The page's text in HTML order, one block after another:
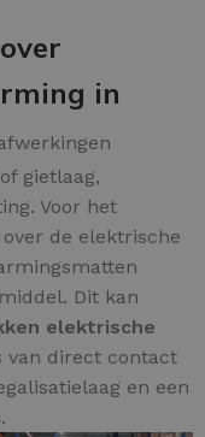
in
gietlaag,
Voor het
de elektrische
Dit kan
elektrische
van direct contact
en een